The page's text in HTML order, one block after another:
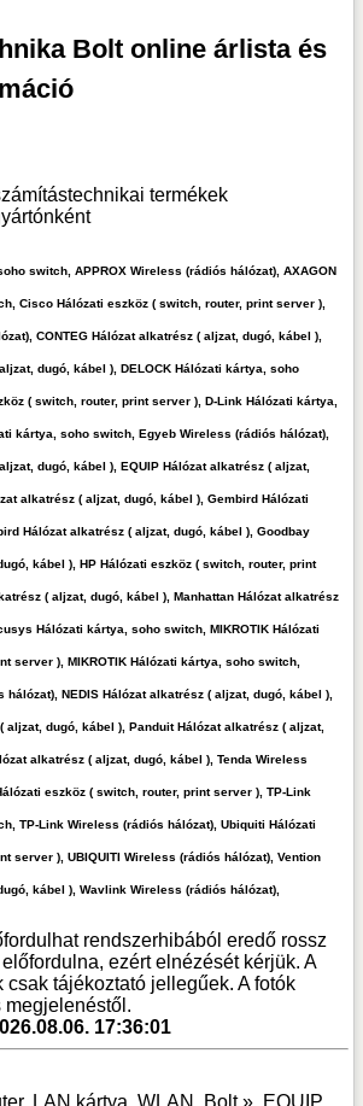
Bolt online árlista és
termékek
switch, APPROX Wireless (rádiós hálózat), AXAGON
Cisco Hálózati eszköz ( switch, router, print server ),
CONTEG Hálózat alkatrész ( aljzat, dugó, kábel ),
dugó, kábel ), DELOCK Hálózati kártya, soho
( switch, router, print server ), D-Link Hálózati kártya,
kártya, soho switch, Egyeb Wireless (rádiós hálózat),
dugó, kábel ), EQUIP Hálózat alkatrész ( aljzat,
alkatrész ( aljzat, dugó, kábel ), Gembird Hálózati
Hálózat alkatrész ( aljzat, dugó, kábel ), Goodbay
kábel ), HP Hálózati eszköz ( switch, router, print
( aljzat, dugó, kábel ), Manhattan Hálózat alkatrész
Hálózati kártya, soho switch, MIKROTIK Hálózati
server ), MIKROTIK Hálózati kártya, soho switch,
hálózat), NEDIS Hálózat alkatrész ( aljzat, dugó, kábel ),
aljzat, dugó, kábel ), Panduit Hálózat alkatrész ( aljzat,
alkatrész ( aljzat, dugó, kábel ), Tenda Wireless
eszköz ( switch, router, print server ), TP-Link
TP-Link Wireless (rádiós hálózat), Ubiquiti Hálózati
server ), UBIQUITI Wireless (rádiós hálózat), Vention
kábel ), Wavlink Wireless (rádiós hálózat),
rendszerhibából eredő rossz
ezért elnézését kérjük. A
csak tájékoztató jellegűek. A fotók
megjelenéstől.
17:36:01
LAN kártya, WLAN Bolt » EQUIP